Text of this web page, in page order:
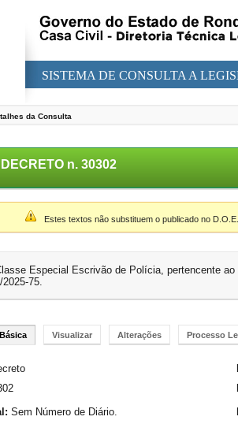
SISTEMA DE CONSULTA A
da Consulta
DECRETO n. 30302
Estes textos não substituem o publicado no
Especial Escrivão de Polícia, pertencente
75.
Visualizar Alterações Processo
Sem Número de Diário.